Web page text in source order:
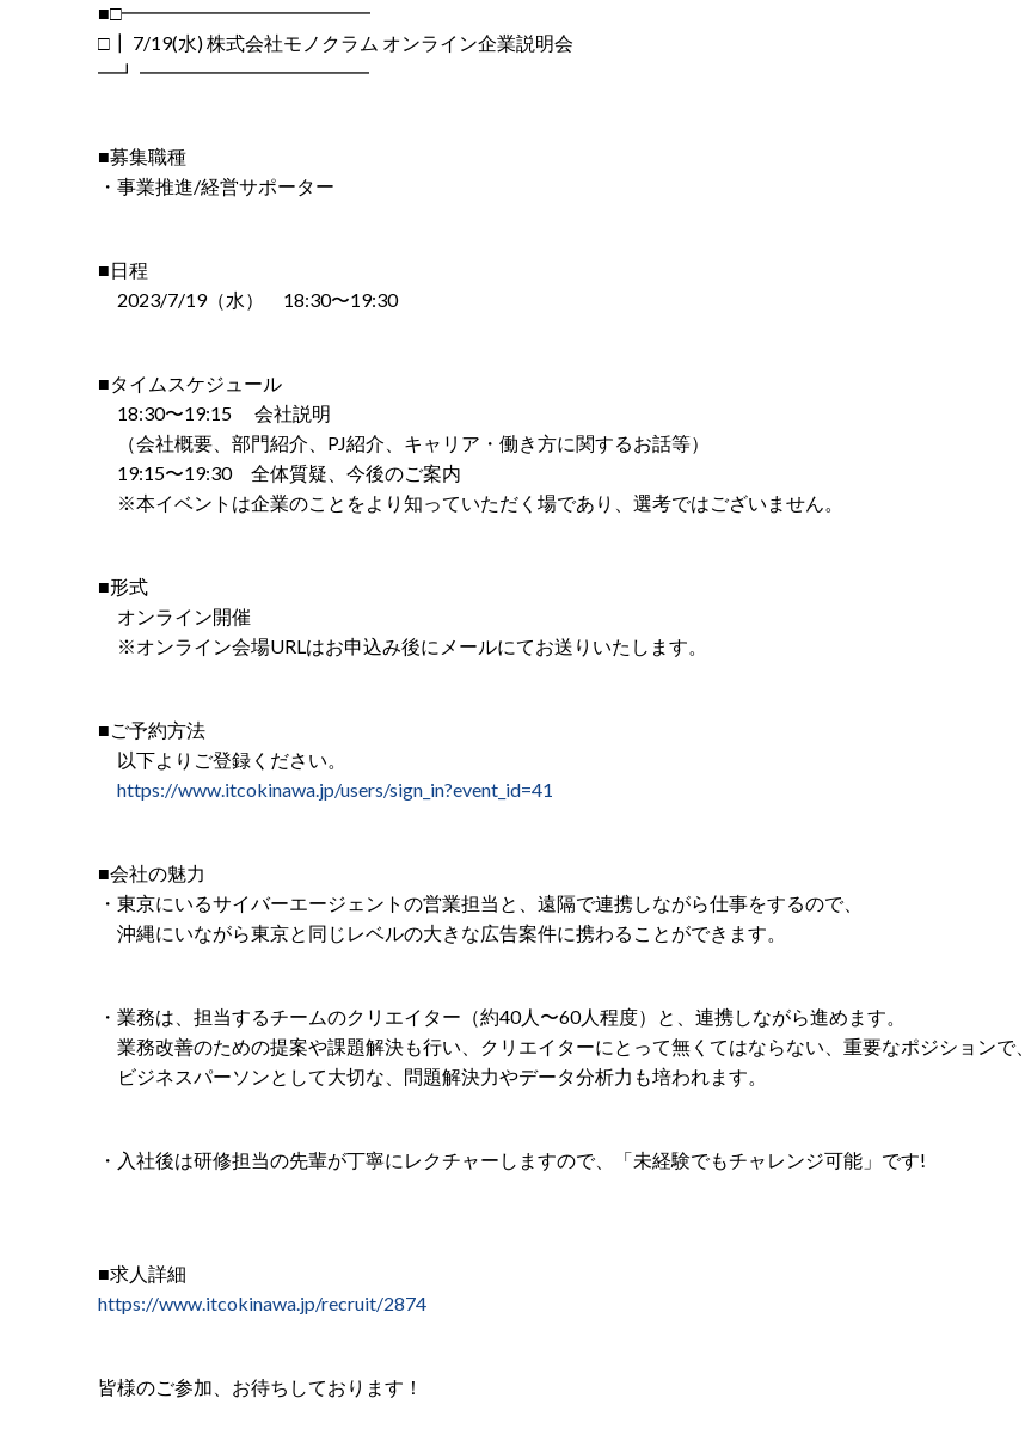
■□━━━━━━━━━━━━━
□┃ 7/19(水) 株式会社モノクラム オンライン企業説明会
━┛ ━━━━━━━━━━━━
■募集職種
・事業推進/経営サポーター
■日程
2023/7/19（水） 18:30〜19:30
■タイムスケジュール
18:30〜19:15 会社説明
（会社概要、部門紹介、PJ紹介、キャリア・働き方に関するお話等）
19:15〜19:30 全体質疑、今後のご案内
※本イベントは企業のことをより知っていただく場であり、選考ではございません。
■形式
オンライン開催
※オンライン会場URLはお申込み後にメールにてお送りいたします。
■ご予約方法
以下よりご登録ください。
https://www.itcokinawa.jp/users/sign_in?event_id=41
■会社の魅力
・東京にいるサイバーエージェントの営業担当と、遠隔で連携しながら仕事をするので、
沖縄にいながら東京と同じレベルの大きな広告案件に携わることができます。
・業務は、担当するチームのクリエイター（約40人〜60人程度）と、連携しながら進めます。
業務改善のための提案や課題解決も行い、クリエイターにとって無くてはならない、重要なポジションで、
ビジネスパーソンとして大切な、問題解決力やデータ分析力も培われます。
・入社後は研修担当の先輩が丁寧にレクチャーしますので、「未経験でもチャレンジ可能」です!
■求人詳細
https://www.itcokinawa.jp/recruit/2874
皆様のご参加、お待ちしております！